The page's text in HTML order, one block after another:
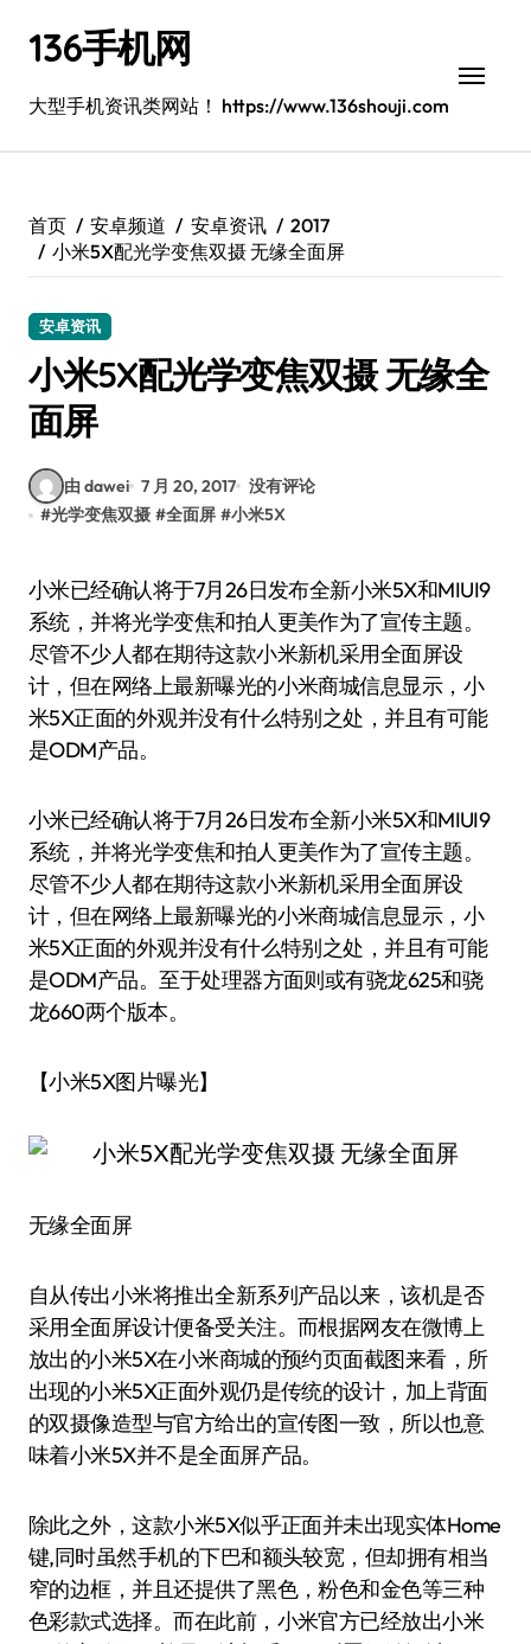
136手机网
大型手机资讯类网站！ https://www.136shouji.com
首页 安卓频道 安卓资讯
2017
小米5X配光学变焦双摄 无缘全面屏
安卓资讯
小米5X配光学变焦双摄 无缘全
面屏
由 dawei 7 月 20, 2017 没有评论
#光学变焦双摄 #全面屏 #小米5X
小米已经确认将于7月26日发布全新小米5X和MIUI9
系统，并将光学变焦和拍人更美作为了宣传主题。
尽管不少人都在期待这款小米新机采用全面屏设
计，但在网络上最新曝光的小米商城信息显示，小
米5X正面的外观并没有什么特别之处，并且有可能
是ODM产品。
小米已经确认将于7月26日发布全新小米5X和MIUI9
系统，并将光学变焦和拍人更美作为了宣传主题。
尽管不少人都在期待这款小米新机采用全面屏设
计，但在网络上最新曝光的小米商城信息显示，小
米5X正面的外观并没有什么特别之处，并且有可能
是ODM产品。至于处理器方面则或有骁龙625和骁
龙660两个版本。
【小米5X图片曝光】
无缘全面屏
自从传出小米将推出全新系列产品以来，该机是否
采用全面屏设计便备受关注。而根据网友在微博上
放出的小米5X在小米商城的预约页面截图来看，所
出现的小米5X正面外观仍是传统的设计，加上背面
的双摄像造型与官方给出的宣传图一致，所以也意
味着小米5X并不是全面屏产品。
除此之外，这款小米5X似乎正面并未出现实体Home
键,同时虽然手机的下巴和额头较宽，但却拥有相当
窄的边框，并且还提供了黑色，粉色和金色等三种
色彩款式选择。而在此前，小米官方已经放出小米